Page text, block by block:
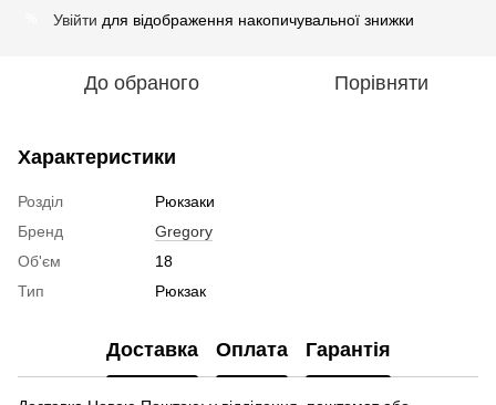
Увійти для відображення накопичувальної знижки
До обраного Порівняти
Характеристики
Розділ
Рюкзаки
Бренд
Gregory
Об'єм
18
Тип
Рюкзак
Доставка Оплата Гарантія